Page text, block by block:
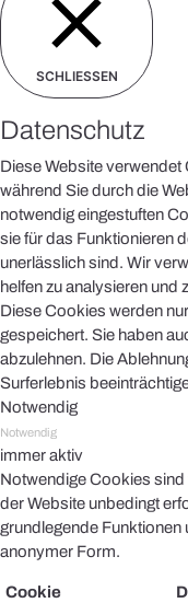
SCHLIESSEN
Datenschutz
Diese Website
während Sie durch die
notwendig eingestuften
sie für das Funktionieren
unerlässlich sind. Wir
helfen zu analysieren und
Diese Cookies werden
gespeichert. Sie haben
abzulehnen. Die
Surferlebnis
Notwendig
Notwendig
immer aktiv
Notwendige Cookies
der Website unbedingt
grundlegende Funktionen
anonymer Form.
Cookie